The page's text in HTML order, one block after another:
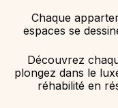
Chaque
espaces se
Découvrez
plongez dans le
réhabilité en